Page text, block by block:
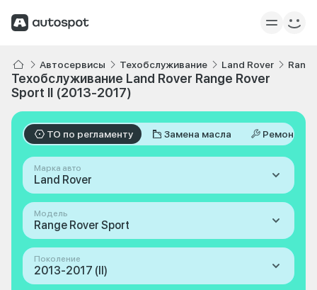
Автосервисы Техобслуживание Land Rover
Техобслуживание Land Rover Range Rover
Sport II (2013-2017)
ТО по регламенту Замена масла Ремонт
Марка авто
Land Rover
Модель
Range Rover Sport
Поколение
2013-2017 (II)